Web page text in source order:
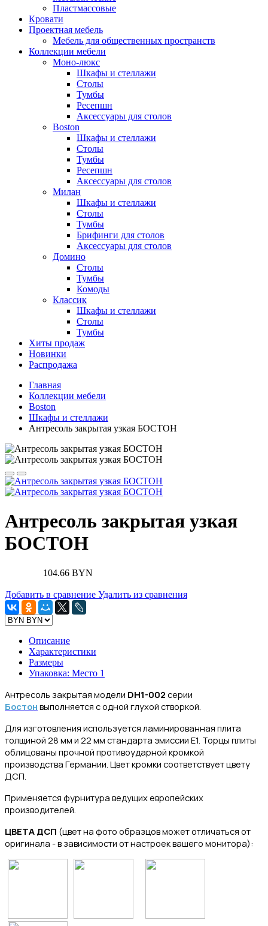
Пластмассовые
Кровати
Проектная мебель
Мебель для общественных пространств
Коллекции мебели
Моно-люкс
Шкафы и стеллажи
Столы
Тумбы
Ресепшн
Аксессуары для столов
Boston
Шкафы и стеллажи
Столы
Тумбы
Ресепшн
Аксессуары для столов
Милан
Шкафы и стеллажи
Столы
Тумбы
Брифинги для столов
Аксессуары для столов
Домино
Столы
Тумбы
Комоды
Классик
Шкафы и стеллажи
Столы
Тумбы
Хиты продаж
Новинки
Распродажа
Главная
Коллекции мебели
Boston
Шкафы и стеллажи
Антресоль закрытая узкая БОСТОН
Антресоль закрытая узкая
БОСТОН
104.66 BYN
Добавить в сравнение Удалить из сравнения
Описание
Характеристики
Размеры
Упаковка: Место 1
Антресоль закрытая модели DH1-002 серии
Бостон выполняется с одной глухой створкой.
Для изготовления используется ламинированная плита
толщиной 28 мм и 22 мм стандарта эмиссии Е1. Торцы плиты
облицованы прочной противоударной кромкой
производства Германии. Цвет кромки соответствует цвету
ДСП.
Применяется фурнитура ведущих европейских
производителей.
ЦВЕТА ДСП (цвет на фото образцов может отличаться от
оригинала - в зависимости от настроек вашего монитора):